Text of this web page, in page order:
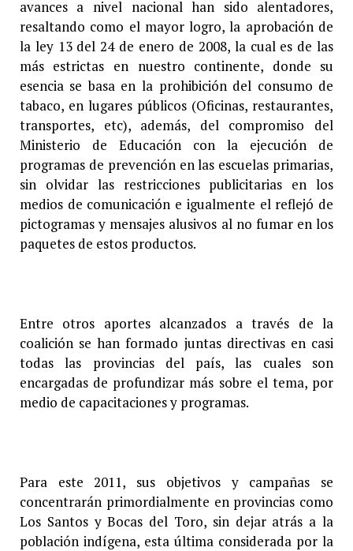
avances a nivel nacional han sido alentadores,
resaltando como el mayor logro, la aprobación de
la ley 13 del 24 de enero de 2008, la cual es de las
más estrictas en nuestro continente, donde su
esencia se basa en la prohibición del consumo de
tabaco, en lugares públicos (Oficinas, restaurantes,
transportes, etc), además, del compromiso del
Ministerio de Educación con la ejecución de
programas de prevención en las escuelas primarias,
sin olvidar las restricciones publicitarias en los
medios de comunicación e igualmente el reflejó de
pictogramas y mensajes alusivos al no fumar en los
paquetes de estos productos.
Entre otros aportes alcanzados a través de la
coalición se han formado juntas directivas en casi
todas las provincias del país, las cuales son
encargadas de profundizar más sobre el tema, por
medio de capacitaciones y programas.
Para este 2011, sus objetivos y campañas se
concentrarán primordialmente en provincias como
Los Santos y Bocas del Toro, sin dejar atrás a la
población indígena, esta última considerada por la